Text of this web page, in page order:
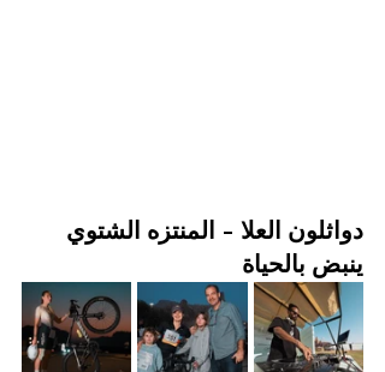
دواثلون العلا - المنتزه الشتوي
ينبض بالحياة